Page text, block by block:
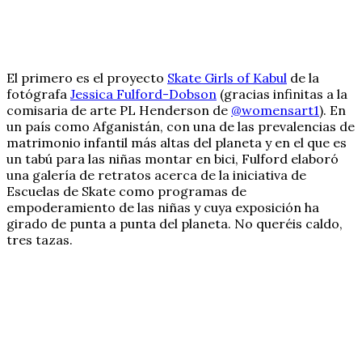
El primero es el proyecto Skate Girls of Kabul de la
fotógrafa Jessica Fulford-Dobson (gracias infinitas a la
comisaria de arte PL Henderson de @womensart1). En
un país como Afganistán, con una de las prevalencias de
matrimonio infantil más altas del planeta y en el que es
un tabú para las niñas montar en bici, Fulford elaboró
una galería de retratos acerca de la iniciativa de
Escuelas de Skate como programas de
empoderamiento de las niñas y cuya exposición ha
girado de punta a punta del planeta. No queréis caldo,
tres tazas.